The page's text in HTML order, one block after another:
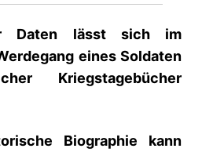
Daten lässt sich im
eines Soldaten
Kriegstagebücher
Biographie kann